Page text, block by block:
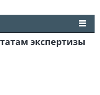
экспертизы